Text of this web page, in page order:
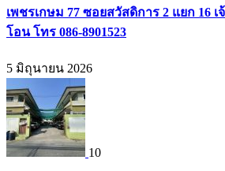
เพชรเกษม 77 ซอยสวัสดิการ 2 แยก 16
โอน โทร 086-8901523
5 มิถุนายน 2026
10